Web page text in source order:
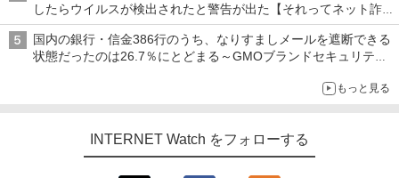
したらウイルスが検出されたと警告が出た【それってネット詐欺
ですよ！】
国内の銀行・信金386行のうち、なりすましメールを遮断できる
状態だったのは26.7％にとどまる～GMOブランドセキュリティ
もっと見る
INTERNET Watch をフォローする